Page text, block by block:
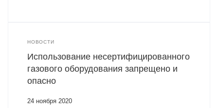
НОВОСТИ
Использование несертифицированного
газового оборудования запрещено и
опасно
24 ноября 2020